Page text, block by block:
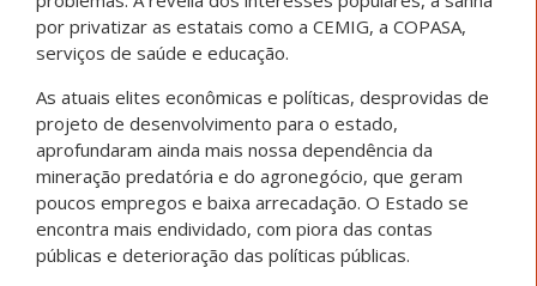
por privatizar as estatais como a CEMIG, a COPASA,
serviços de saúde e educação.
As atuais elites econômicas e políticas, desprovidas de
projeto de desenvolvimento para o estado,
aprofundaram ainda mais nossa dependência da
mineração predatória e do agronegócio, que geram
poucos empregos e baixa arrecadação. O Estado se
encontra mais endividado, com piora das contas
públicas e deterioração das políticas públicas.